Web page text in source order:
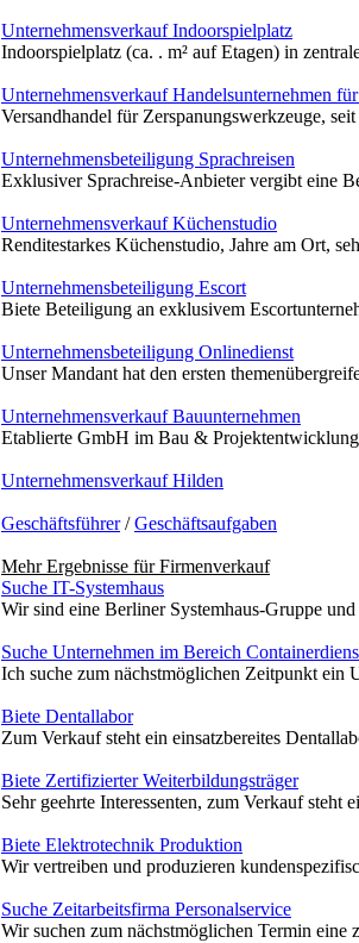
Unternehmensverkauf Indoorspielplatz
Indoorspielplatz (ca. . m² auf Etagen) in
Unternehmensverkauf Handelsunternehmen
Versandhandel für Zerspanungswerkzeuge,
Unternehmensbeteiligung Sprachreisen
Exklusiver Sprachreise-Anbieter vergibt eine
Unternehmensverkauf Küchenstudio
Renditestarkes Küchenstudio, Jahre am Ort,
Unternehmensbeteiligung Escort
Biete Beteiligung an exklusivem
Unternehmensbeteiligung Onlinedienst
Unser Mandant hat den ersten
Unternehmensverkauf Bauunternehmen
Etablierte GmbH im Bau &
Unternehmensverkauf Hilden
Geschäftsführer/Geschäftsaufgaben
Mehr Ergebnisse fürFirmenverkauf
Suche IT-Systemhaus
Wir sind eine Berliner Systemhaus-Gruppe
Suche Unternehmen im Bereich
Ich suche zum nächstmöglichen Zeitpunkt ein
Biete Dentallabor
Zum Verkauf steht ein einsatzbereites
Biete Zertifizierter Weiterbildungsträger
Sehr geehrte Interessenten, zum Verkauf
Biete Elektrotechnik Produktion
Wir vertreiben und produzieren
Suche Zeitarbeitsfirma Personalservice
Wir suchen zum nächstmöglichen Termin eine